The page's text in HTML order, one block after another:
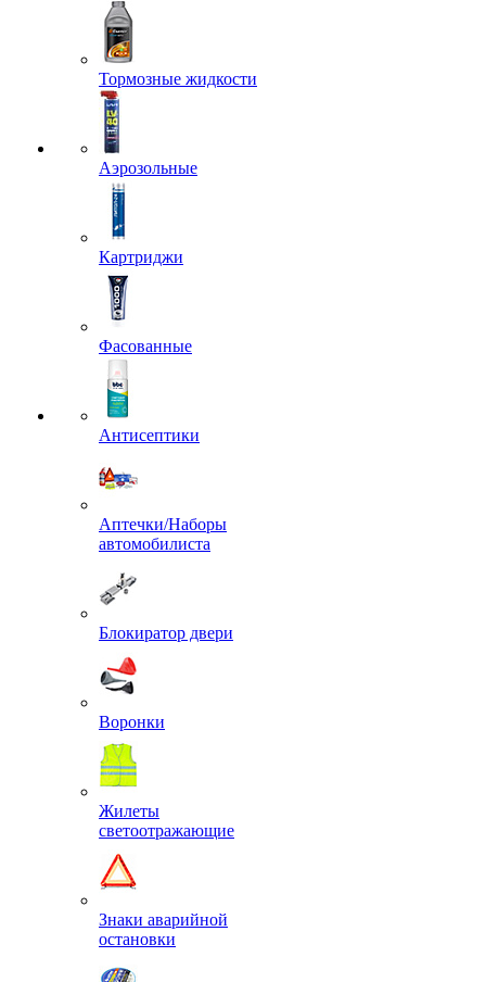
Тормозные жидкости
Аэрозольные
Картриджи
Фасованные
Антисептики
Аптечки/Наборы
автомобилиста
Блокиратор двери
Воронки
Жилеты
светоотражающие
Знаки аварийной
остановки